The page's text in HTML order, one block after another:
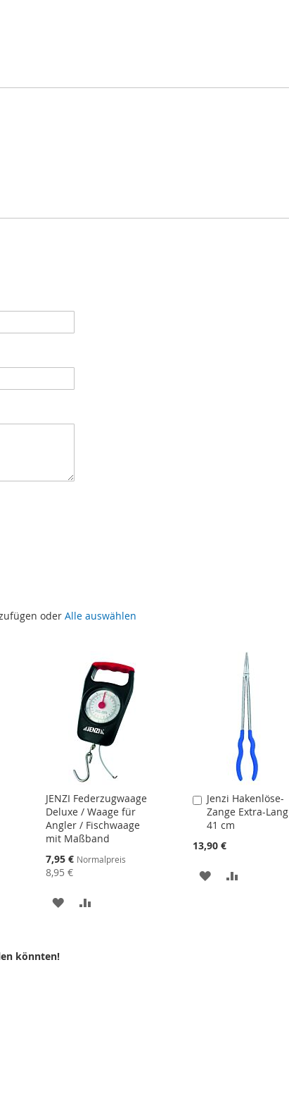
oder Alle auswählen
JENZI Federzugwaage
Deluxe / Waage für
Angler / Fischwaage
mit Maßband
Sonderangebot
7,95 € Normalpreis
8,95 €
ZUR
Jenzi Hakenlöse-
Zange Extra-Lang
41 cm
13,90 €
In
den
Warenkorb
ZUR
könnten!